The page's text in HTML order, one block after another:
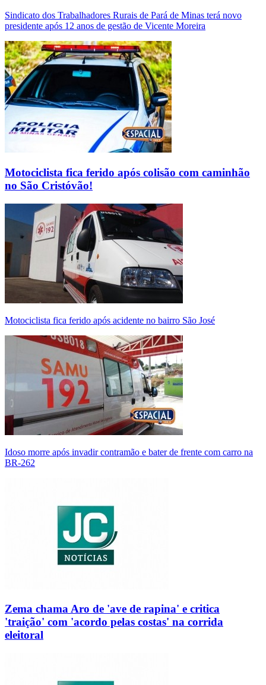
Sindicato dos Trabalhadores Rurais de Pará de Minas terá novo
presidente após 12 anos de gestão de Vicente Moreira
Motociclista fica ferido após colisão com caminhão
no São Cristóvão!
Motociclista fica ferido após acidente no bairro São José
Idoso morre após invadir contramão e bater de frente com carro na
BR-262
Zema chama Aro de 'ave de rapina' e critica
'traição' com 'acordo pelas costas' na corrida
eleitoral